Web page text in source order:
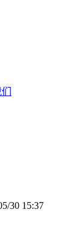
30 15:37